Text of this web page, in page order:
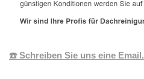
☎️ Schreiben Sie uns eine Email.